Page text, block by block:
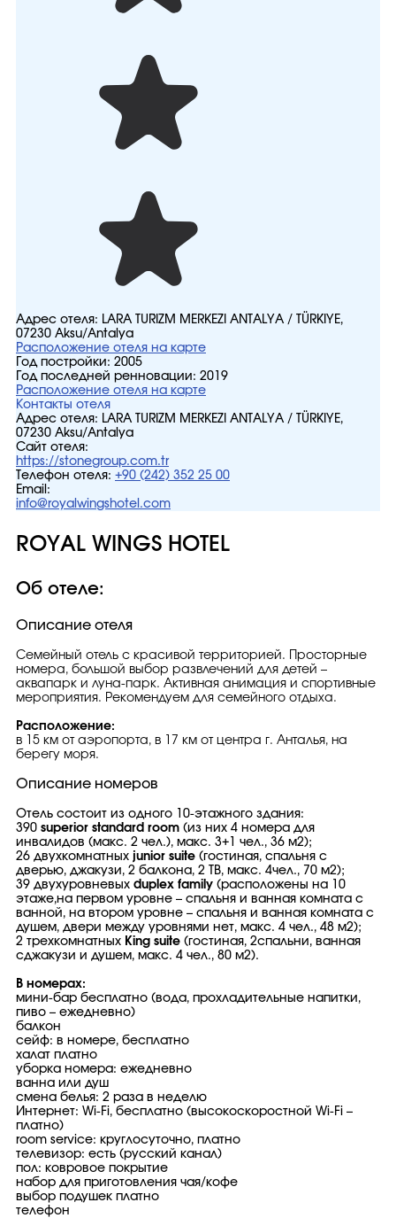
Адрес отеля: LARA TURİZM MERKEZİ ANTALYA / TÜRKİYE,
07230 Aksu/Antalya
Расположение отеля на карте
Год постройки: 2005
Год последней ренновации: 2019
Расположение отеля на карте
Контакты отеля
Адрес отеля: LARA TURİZM MERKEZİ ANTALYA / TÜRKİYE,
07230 Aksu/Antalya
Сайт отеля:
https://stonegroup.com.tr
Телефон отеля: +90 (242) 352 25 00
Email:
info@royalwingshotel.com
ROYAL WINGS HOTEL
Об отеле:
Описание отеля
Семейный отель с красивой территорией. Просторные
номера, большой выбор развлечений для детей –
аквапарк и луна-парк. Активная анимация и спортивные
мероприятия. Рекомендуем для семейного отдыха.
Расположение:
в 15 км от аэропорта, в 17 км от центра г. Анталья, на
берегу моря.
Описание номеров
Отель состоит из одного 10-этажного здания:
390 superior standard room (из них 4 номера для
инвалидов (макс. 2 чел.), макс. 3+1 чел., 36 м2);
26 двухкомнатных junior suite (гостиная, спальня с
дверью, джакузи, 2 балкона, 2 ТВ, макс. 4чел., 70 м2);
39 двухуровневых duplex family (расположены на 10
этаже,на первом уровне – спальня и ванная комната с
ванной, на втором уровне – спальня и ванная комната с
душем, двери между уровнями нет, макс. 4 чел., 48 м2);
2 трехкомнатных King suite (гостиная, 2спальни, ванная
сджакузи и душем, макс. 4 чел., 80 м2).
В номерах:
мини-бар бесплатно (вода, прохладительные напитки,
пиво – ежедневно)
балкон
сейф: в номере, бесплатно
халат платно
уборка номера: ежедневно
ванна или душ
смена белья: 2 раза в неделю
Интернет: Wi-Fi, бесплатно (высокоскоростной Wi-Fi –
платно)
room service: круглосуточно, платно
телевизор: есть (русский канал)
пол: ковровое покрытие
набор для приготовления чая/кофе
выбор подушек платно
телефон